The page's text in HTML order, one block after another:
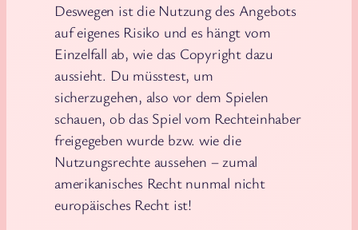
geht darum, in
einem Labyrinth
grüne Juwelen zu
sammeln und dabei
nicht zu sterben
aus verschiedenen
Materialien mit
unterschiedlichen
Eigenschaften
eigene Labyrinthe
bauen und auch
spielen konnte
Deswegen ist die Nutzung des Angebots
auf eigenes Risiko und es hängt vom
Einzelfall ab, wie das Copyright dazu
aussieht. Du müsstest, um
sicherzugehen, also vor dem Spielen
schauen, ob das Spiel vom Rechteinhaber
freigegeben wurde bzw. wie die
Nutzungsrechte aussehen – zumal
amerikanisches Recht nunmal nicht
europäisches Recht ist!